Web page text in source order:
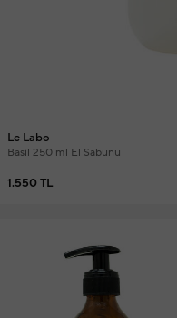
Le Labo
Basil 250 ml El Sabunu
1.550 TL